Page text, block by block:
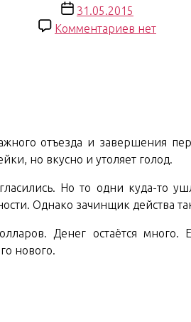
записи
Дата
записи
31.05.2015
Комментариев к
28-
29
нет
отъезда и завершения
но вкусно и утоляет голод.
Но то одни куда-то
Однако зачинщик действа
Денег остаётся
нового.